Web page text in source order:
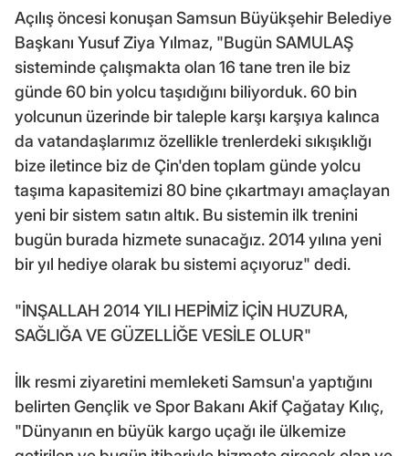
Açılış öncesi konuşan Samsun Büyükşehir Belediye
Başkanı Yusuf Ziya Yılmaz, "Bugün SAMULAŞ
sisteminde çalışmakta olan 16 tane tren ile biz
günde 60 bin yolcu taşıdığını biliyorduk. 60 bin
yolcunun üzerinde bir taleple karşı karşıya kalınca
da vatandaşlarımız özellikle trenlerdeki sıkışıklığı
bize iletince biz de Çin'den toplam günde yolcu
taşıma kapasitemizi 80 bine çıkartmayı amaçlayan
yeni bir sistem satın altık. Bu sistemin ilk trenini
bugün burada hizmete sunacağız. 2014 yılına yeni
bir yıl hediye olarak bu sistemi açıyoruz" dedi.
"İNŞALLAH 2014 YILI HEPİMİZ İÇİN HUZURA,
SAĞLIĞA VE GÜZELLİĞE VESİLE OLUR"
İlk resmi ziyaretini memleketi Samsun'a yaptığını
belirten Gençlik ve Spor Bakanı Akif Çağatay Kılıç,
"Dünyanın en büyük kargo uçağı ile ülkemize